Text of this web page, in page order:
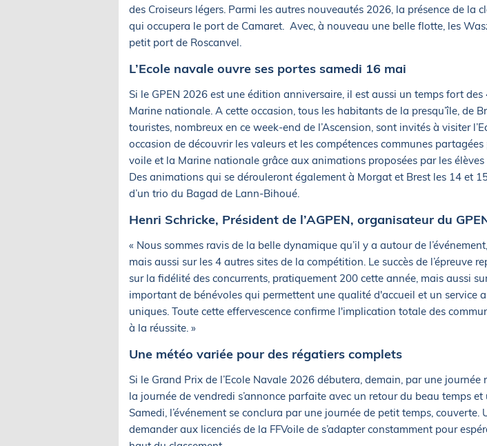
des Croiseurs légers. Parmi les autres nouveautés 2026, la présence de la
qui occupera le port de Camaret. Avec, à nouveau une belle flotte, les
petit port de Roscanvel.
L’Ecole navale ouvre ses portes samedi 16 mai
Si le GPEN 2026 est une édition anniversaire, il est aussi un temps fort des
Marine nationale. A cette occasion, tous les habitants de la presqu’île, de
touristes, nombreux en ce week-end de l’Ascension, sont invités à visiter
occasion de découvrir les valeurs et les compétences communes
voile et la Marine nationale grâce aux animations proposées par les élèves
Des animations qui se dérouleront également à Morgat et Brest les 14 et
d’un trio du Bagad de Lann-Bihoué.
Henri Schricke, Président de l’AGPEN, organisateur du
« Nous sommes ravis de la belle dynamique qu’il y a autour de
mais aussi sur les 4 autres sites de la compétition. Le succès de l’épreuve
sur la fidélité des concurrents, pratiquement 200 cette année, mais aussi
important de bénévoles qui permettent une qualité d'accueil et un service
uniques. Toute cette effervescence confirme l'implication totale des
à la réussite. »
Une météo variée pour des régatiers complets
Si le Grand Prix de l’Ecole Navale 2026 débutera, demain, par une journée
la journée de vendredi s’annonce parfaite avec un retour du beau temps
Samedi, l’événement se conclura par une journée de petit temps, couverte.
demander aux licenciés de la FFVoile de s’adapter constamment pour